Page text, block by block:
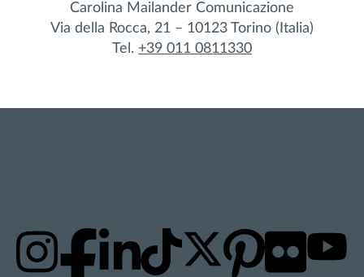
Carolina Mailander Comunicazione
Via della Rocca, 21 – 10123 Torino (Italia)
Tel. +39 011 0811330